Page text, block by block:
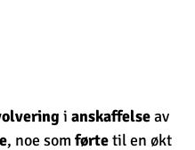
i anskaffelse av
, noe som førte til en økt